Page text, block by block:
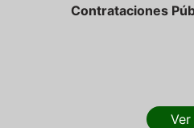
Contrataciones
Ver